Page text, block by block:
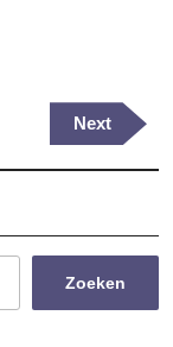
Next
Post
Next
Zoeken